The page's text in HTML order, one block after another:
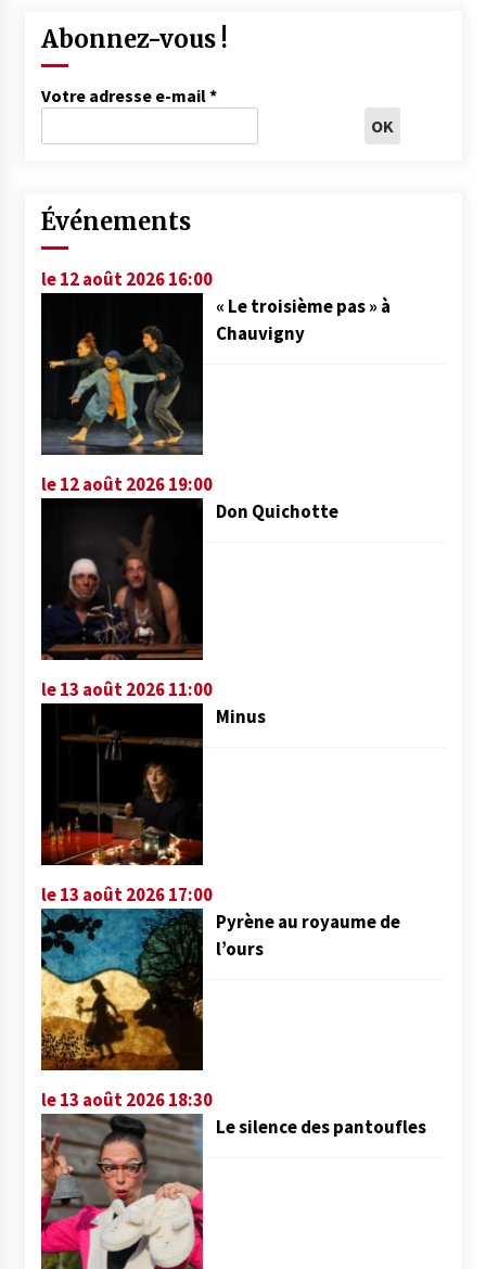
Abonnez-vous !
Votre adresse e-mail*
Événements
le 12 août 2026 16:00
« Le troisième pas » à
Chauvigny
le 12 août 2026 19:00
Don Quichotte
le 13 août 2026 11:00
Minus
le 13 août 2026 17:00
Pyrène au royaume de
l’ours
le 13 août 2026 18:30
Le silence des pantoufles